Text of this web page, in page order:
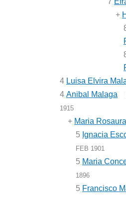
+
4 Luisa Elvira
4 Anibal Malaga
1915
+ Maria
5 Ignacia
FEB 1901
5 Maria
1896
5 Francisco